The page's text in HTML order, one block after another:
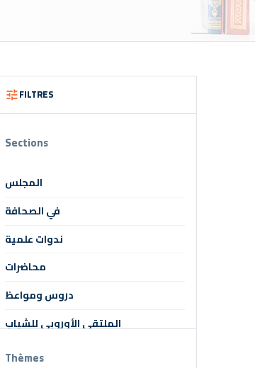
tuneFILTRES
Sections
المجلس
في الصحافة
ندوات علمية
محاضرات
دروس ومواعظ
الملتقى الأوروبي للشباب
التكوين المستمر
Thèmes